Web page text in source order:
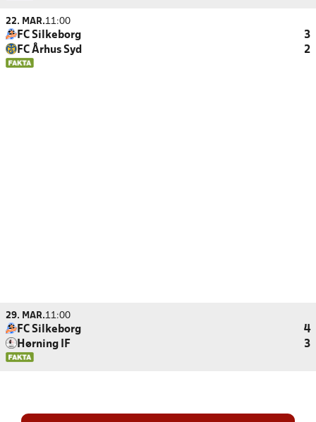
22. MAR.11:00
FC Silkeborg
3
FC Århus Syd
2
29. MAR.11:00
FC Silkeborg
4
Hørning IF
3